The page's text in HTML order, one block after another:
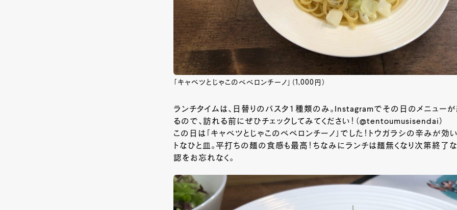
「キャベツとじゃこのペペロンチーノ」（1,000円）
ランチタイムは、日替りのパスタ１種類のみ。Instagramでその日のメニュー
るので、訪れる前にぜひチェックしてみてください！（@tentoumusisendai）
この日は「キャベツとじゃこのペペロンチーノ」でした！トウガラシの辛みが効
トなひと皿。平打ちの麺の食感も最高！ちなみにランチは麺無くなり次第終了
認をお忘れなく。